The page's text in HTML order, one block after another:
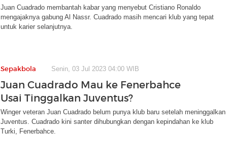
Juan Cuadrado membantah kabar yang menyebut Cristiano Ronaldo
mengajaknya gabung Al Nassr. Cuadrado masih mencari klub yang tepat
untuk karier selanjutnya.
Sepakbola Senin, 03 Jul 2023 04:00 WIB
Juan Cuadrado Mau ke Fenerbahce
Usai Tinggalkan Juventus?
Winger veteran Juan Cuadrado belum punya klub baru setelah meninggalkan
Juventus. Cuadrado kini santer dihubungkan dengan kepindahan ke klub
Turki, Fenerbahce.